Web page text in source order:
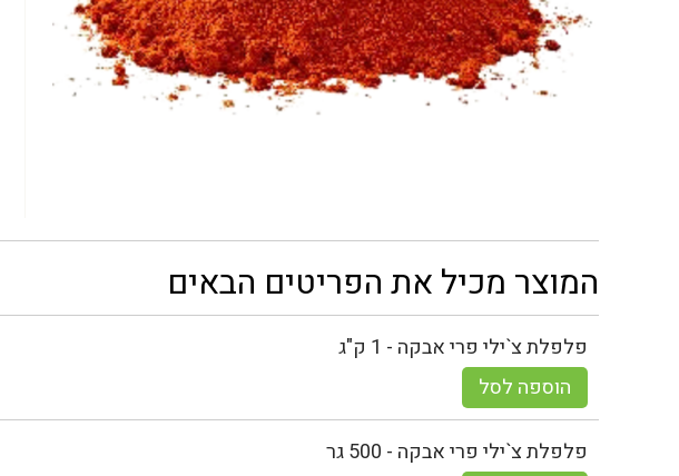
המוצר מכיל את הפריטים הבאים
פלפלת צ`ילי פרי אבקה - 1 ק"ג
הוספה לסל
פלפלת צ`ילי פרי אבקה - 500 גר